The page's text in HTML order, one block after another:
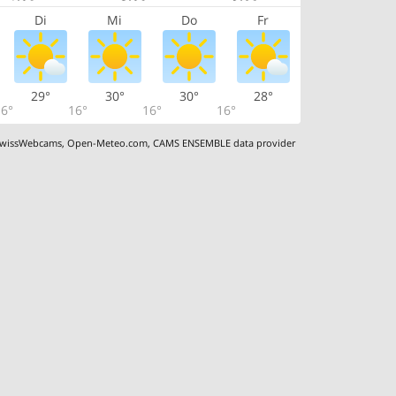
Di Mi Do Fr
29°
16°
30°
16°
30°
16°
28°
,Open-Meteo.com,CAMS ENSEMBLE data provider